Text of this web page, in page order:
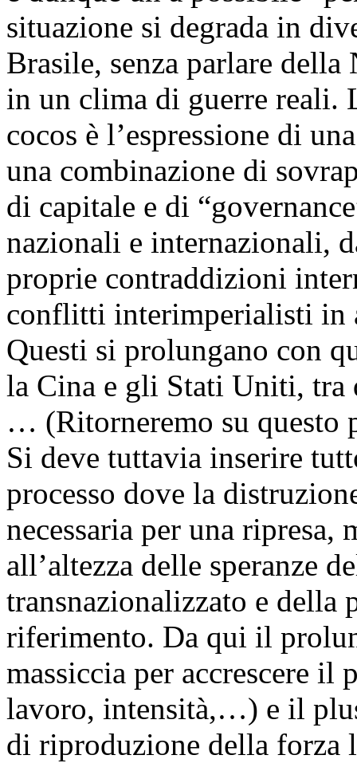
situazione si degrada in
Brasile, senza parlare
in un clima di guerre reali.
cocos è l’espressione di
una combinazione di
di capitale e di
nazionali e internazionali,
proprie contraddizioni
conflitti interimperialisti in
Questi si prolungano con
la Cina e gli Stati Uniti,
… (Ritorneremo su questo
Si deve tuttavia inserire
processo dove la
necessaria per una ripresa,
all’altezza delle speranze
transnazionalizzato e
riferimento. Da qui il
massiccia per accrescere il
lavoro, intensità,…) e il
di riproduzione della forza